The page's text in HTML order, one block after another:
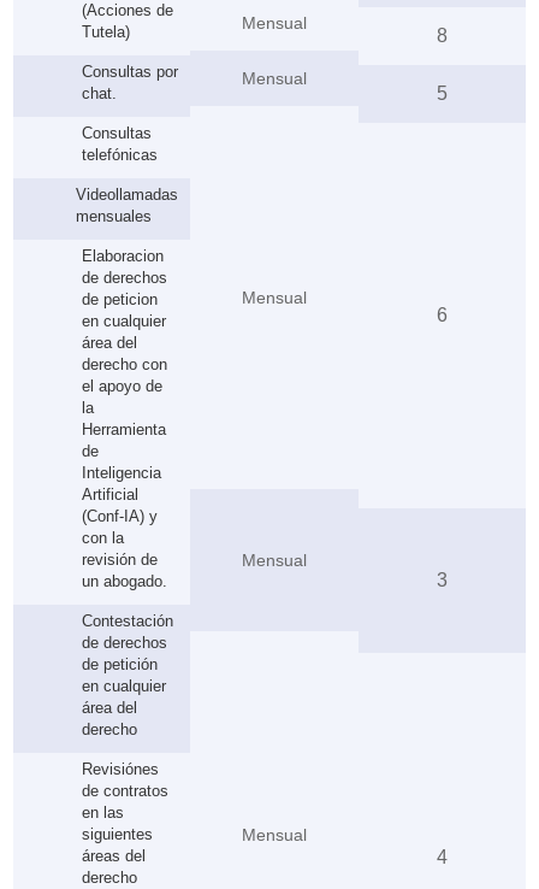
(Acciones de
Tutela)
Consultas por
chat.
Consultas
telefónicas
Videollamadas
mensuales
Elaboracion
de derechos
de peticion
en cualquier
área del
derecho con
el apoyo de
la
Herramienta
de
Inteligencia
Artificial
(Conf-IA) y
con la
revisión de
un abogado.
Contestación
de derechos
de petición
en cualquier
área del
derecho
Revisiónes
de contratos
en las
siguientes
áreas del
derecho
Mensual
Mensual
Mensual
Mensual
Mensual
8
5
6
3
4